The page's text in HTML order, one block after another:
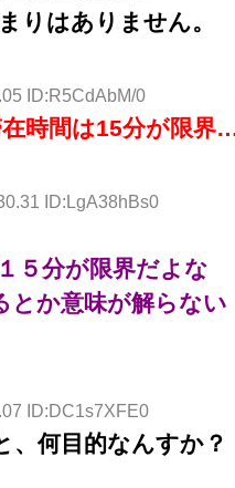
りはありません。
ID:R5CdAbM/0
在時間は15分が限
ID:LgA38hBs0
５分が限界だよな
とか意味が解らない
ID:DC1s7XFE0
、何目的なんすか？